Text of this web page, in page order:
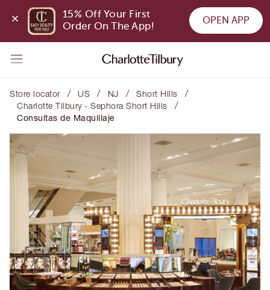
15% Off Your First
Order On The App!
OPEN APP
Store locator / US / NJ / Short Hills /
Charlotte Tilbury - Sephora Short Hills /
Consultas de Maquillaje